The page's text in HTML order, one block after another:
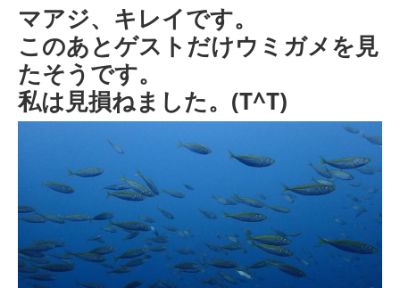
マアジ、キレイです。
このあとゲストだけウミガメを見
たそうです。
私は見損ねました。(T^T)